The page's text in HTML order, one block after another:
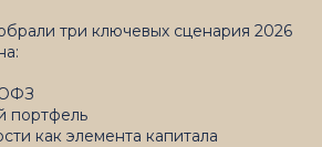
три ключевых сценария 2026
ОФЗ
портфель
как элемента капитала